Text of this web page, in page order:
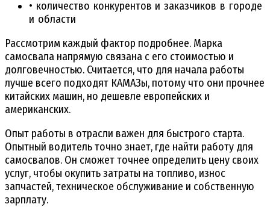
• количество конкурентов и заказчиков в городе
и области
Рассмотрим каждый фактор подробнее. Марка
самосвала напрямую связана с его стоимостью и
долговечностью. Считается, что для начала работы
лучше всего подходят КАМАЗы, потому что они прочнее
китайских машин, но дешевле европейских и
американских.
Опыт работы в отрасли важен для быстрого старта.
Опытный водитель точно знает, где найти работу для
самосвалов. Он сможет точнее определить цену своих
услуг, чтобы окупить затраты на топливо, износ
запчастей, техническое обслуживание и собственную
зарплату.